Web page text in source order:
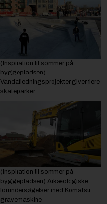
(Inspiration til sommer på
byggepladsen)
Vandafledningsprojekter giver flere
skateparker
(Inspiration til sommer på
byggepladsen) Arkæologiske
forundersøgelser med Komatsu
gravemaskine